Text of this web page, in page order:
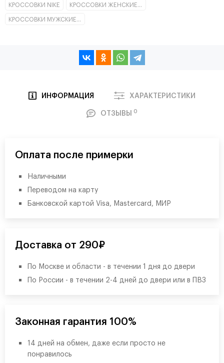
КРОССОВКИ NIKE
КРОССОВКИ ЖЕНСКИЕ НИЗКИЕ
КРОССОВКИ МУЖСКИЕ НИЗКИЕ
ИНФОРМАЦИЯ
ХАРАКТЕРИСТИКИ
ОТЗЫВЫ 0
Оплата после примерки
Наличными
Переводом на карту
Банковской картой Visa, Mastercard, МИР
Доставка от 290₽
По Москве и области - в течении 1 дня до двери
По России - в течении 2-4 дней до двери или в ПВЗ
Законная гарантия 100%
14 дней на обмен, даже если просто не
понравилось